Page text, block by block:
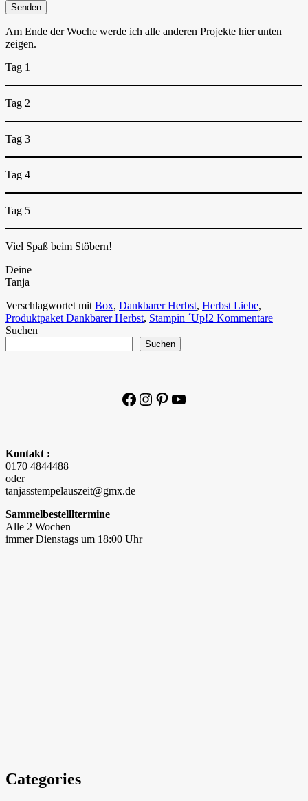
Am Ende der Woche werde ich alle anderen Projekte hier unten
zeigen.
Tag 1
Tag 2
Tag 3
Tag 4
Tag 5
Viel Spaß beim Stöbern!
Deine
Tanja
Verschlagwortet mit Box, Dankbarer Herbst, Herbst Liebe,
Produktpaket Dankbarer Herbst, Stampin ´Up!2 Kommentare
Suchen
Suchen
Facebook
Instagram
Pinterest
YouTube
Kontakt :
0170 4844488
oder
tanjasstempelauszeit@gmx.de
Sammelbestellltermine
Alle 2 Wochen
immer Dienstags um 18:00 Uhr
Categories